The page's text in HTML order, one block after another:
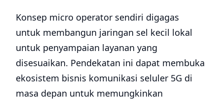
Konsep micro operator sendiri digagas
untuk membangun jaringan sel kecil lokal
untuk penyampaian layanan yang
disesuaikan. Pendekatan ini dapat membuka
ekosistem bisnis komunikasi seluler 5G di
masa depan untuk memungkinkan